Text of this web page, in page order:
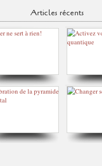
Articles récents